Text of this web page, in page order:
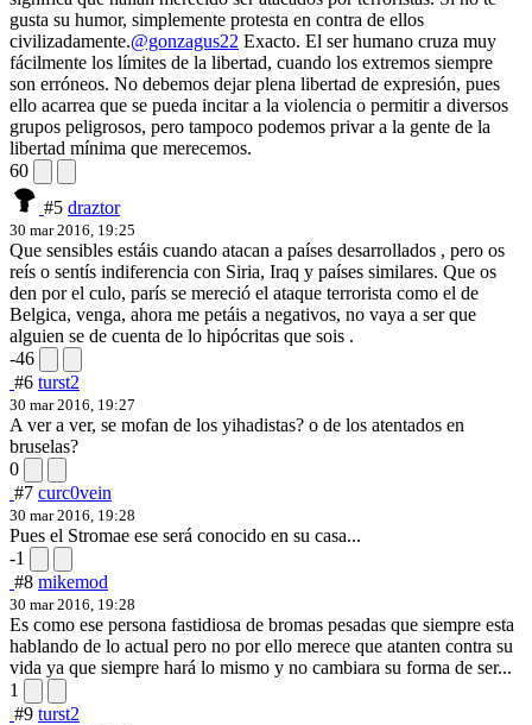
gusta su humor, simplemente protesta en contra de ellos
civilizadamente.@gonzagus22 Exacto. El ser humano cruza muy
fácilmente los límites de la libertad, cuando los extremos siempre
son erróneos. No debemos dejar plena libertad de expresión, pues
ello acarrea que se pueda incitar a la violencia o permitir a diversos
grupos peligrosos, pero tampoco podemos privar a la gente de la
libertad mínima que merecemos.
60
#5 draztor
30 mar 2016, 19:25
Que sensibles estáis cuando atacan a países desarrollados , pero os
reís o sentís indiferencia con Siria, Iraq y países similares. Que os
den por el culo, parís se mereció el ataque terrorista como el de
Belgica, venga, ahora me petáis a negativos, no vaya a ser que
alguien se de cuenta de lo hipócritas que sois .
-46
#6 turst2
30 mar 2016, 19:27
A ver a ver, se mofan de los yihadistas? o de los atentados en
bruselas?
0
#7 curc0vein
30 mar 2016, 19:28
Pues el Stromae ese será conocido en su casa...
-1
#8 mikemod
30 mar 2016, 19:28
Es como ese persona fastidiosa de bromas pesadas que siempre esta
hablando de lo actual pero no por ello merece que atanten contra su
vida ya que siempre hará lo mismo y no cambiara su forma de ser...
1
#9 turst2